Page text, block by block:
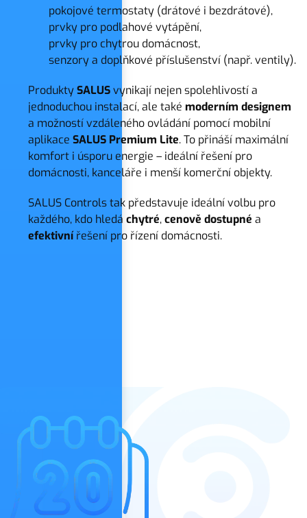
pokojové termostaty (drátové i bezdrátové),
prvky pro podlahové vytápění,
prvky pro chytrou domácnost,
senzory a doplňkové příslušenství (např. ventily).
ProduktySALUSvynikají nejen spolehlivostí a
jednoduchou instalací, ale také moderním designem
a možností vzdáleného ovládání pomocí mobilní
aplikaceSALUS Premium Lite. To přináší maximální
komfort i úsporu energie – ideální řešení pro
domácnosti, kanceláře i menší komerční objekty.
SALUS Controls tak představuje ideální volbu pro
každého, kdo hledáchytré,cenově dostupné a
efektivnířešení pro řízení domácnosti.